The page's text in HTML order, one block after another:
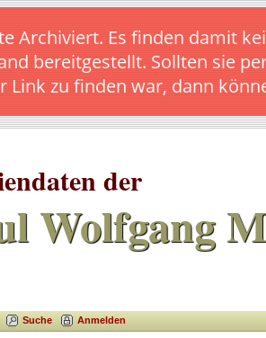
Archiviert. Es finden damit
bereitgestellt. Sollten sie
zu finden war, dann
der
Wolfgang
Suche Anmelden